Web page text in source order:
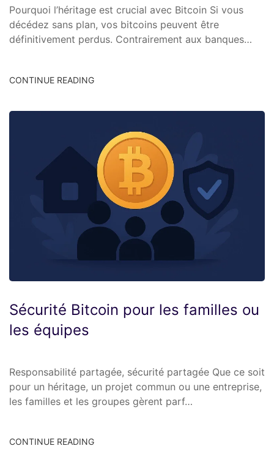
Pourquoi l’héritage est crucial avec Bitcoin Si vous
décédez sans plan, vos bitcoins peuvent être
définitivement perdus. Contrairement aux banques…
CONTINUE READING
Sécurité Bitcoin pour les familles ou
les équipes
Responsabilité partagée, sécurité partagée Que ce soit
pour un héritage, un projet commun ou une entreprise,
les familles et les groupes gèrent parf…
CONTINUE READING